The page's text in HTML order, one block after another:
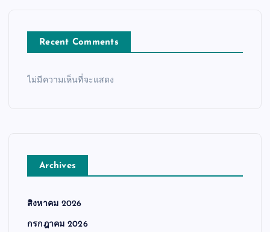
Recent Comments
ไม่มีความเห็นที่จะแสดง
Archives
สิงหาคม 2026
กรกฎาคม 2026